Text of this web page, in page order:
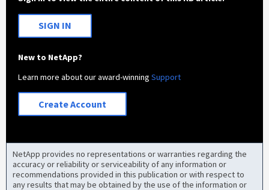
SIGN IN
New to NetApp?
Learn more about our award-winningSupport
Create Account
NetApp provides no representations or warranties regarding the
accuracy or reliability or serviceability of any information or
recommendations provided in this publication or with respect to
any results that may be obtained by the use of the information or